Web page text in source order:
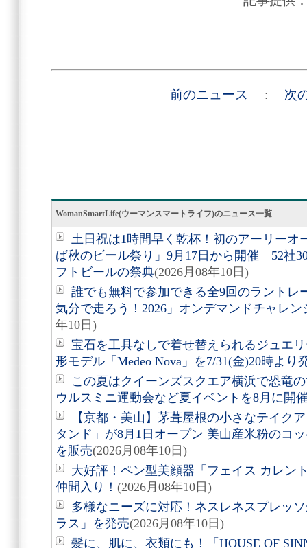
前のニュース : 次
WomanSmartLife(ウーマンスマートライフ)のニュース一覧
土日祝は1時間早く乾杯！初のアーリーオ
ば秋のビール祭り」9月17日から開催 52社
フトビールの祭典(2026月08年10日)
誰でも無料で参加できる全9回のラントレ
気分で走ろう！2026」オンデマンドチャレン
年10日)
宝石を工具なしで着せ替えられるジュエ
形モデル「Medeo Nova」を7/31(金)20時より
この夏はクイーンズスクエア横浜で恐竜
ウルスミニ運動会など夏イベントを8月に開
【京都・美山】茅葺屋根の小さなテイク
タンド」が8月1日オープン 美山産米粉のコ
を販売(2026月08年10日)
大好評！ペン型美顔器「フェイス カレン
仲間入り！ (2026月08年10日)
多様なニーズに対応！ネスレネスプレッ
ラス」を発売(2026月08年10日)
髪に、肌に、衣類にも！「HOUSE OF